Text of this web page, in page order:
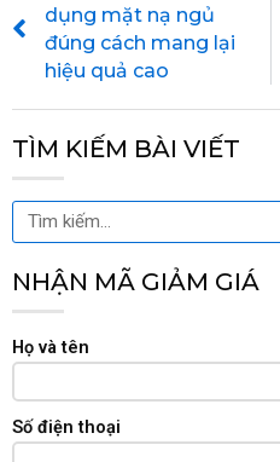
dụng mặt nạ ngủ
đúng cách mang lại
hiệu quả cao
TÌM KIẾM BÀI VIẾT
Tìm
kiếm
NHẬN MÃ GIẢM GIÁ
Họ và tên
Số điện thoại